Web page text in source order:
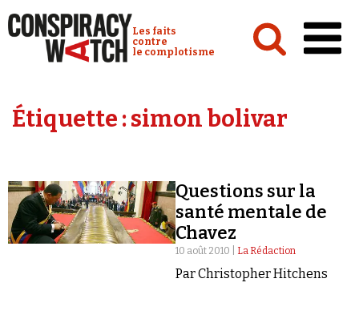
Conspiracy Watch :
Les faits
contre
le complotisme
Analyses
Vidéos
Émissions
Revues de presse
Étiquette :simon bolivar
Questions sur la
santé mentale de
Chavez
10 août 2010 | La Rédaction
Par Christopher Hitchens